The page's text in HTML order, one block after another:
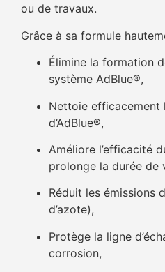
ou de travaux.
Grâce à sa formule
Élimine la formation
système AdBlue®,
Nettoie efficacement
d’AdBlue®,
Améliore l’efficacité
prolonge la durée de
Réduit les émissions
d’azote),
Protège la ligne
corrosion,